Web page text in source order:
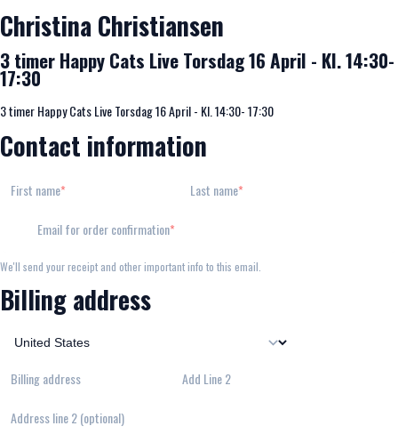
Christina Christiansen
3 timer Happy Cats Live Torsdag 16 April - Kl. 14:30-
17:30
3 timer Happy Cats Live Torsdag 16 April - Kl. 14:30- 17:30
Contact information
First name Last name
Email for order confirmation
We'll send your receipt and other important info to this email.
Billing address
Billing address Add Line 2
Address line 2 (optional)